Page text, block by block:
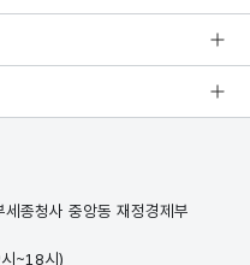
종청사 중앙동 재정경제부
~18시)